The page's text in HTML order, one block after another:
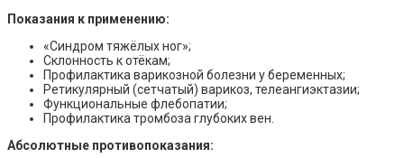
Показания к применению:
«Синдром тяжёлых ног»;
Склонность к отёкам;
Профилактика варикозной болезни у беременных;
Ретикулярный (сетчатый) варикоз, телеангиэктазии;
Функциональные флебопатии;
Профилактика тромбоза глубоких вен.
Абсолютные противопоказания: